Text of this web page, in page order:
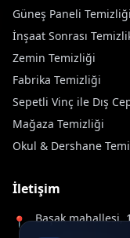
Güneş Paneli Temizliği
İnşaat Sonrası
Zemin Temizliği
Fabrika Temizliği
Sepetli Vinç ile Dış
Mağaza Temizliği
Okul & Dershane
İletişim
📍
Başak mahallesi,